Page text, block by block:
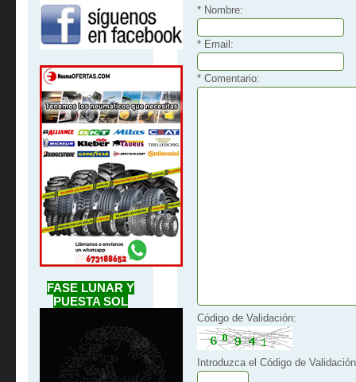
FASE LUNAR Y
PUESTA SOL
* Nombre:
* Email:
* Comentario:
Código de Validación:
Introduzca el Código de